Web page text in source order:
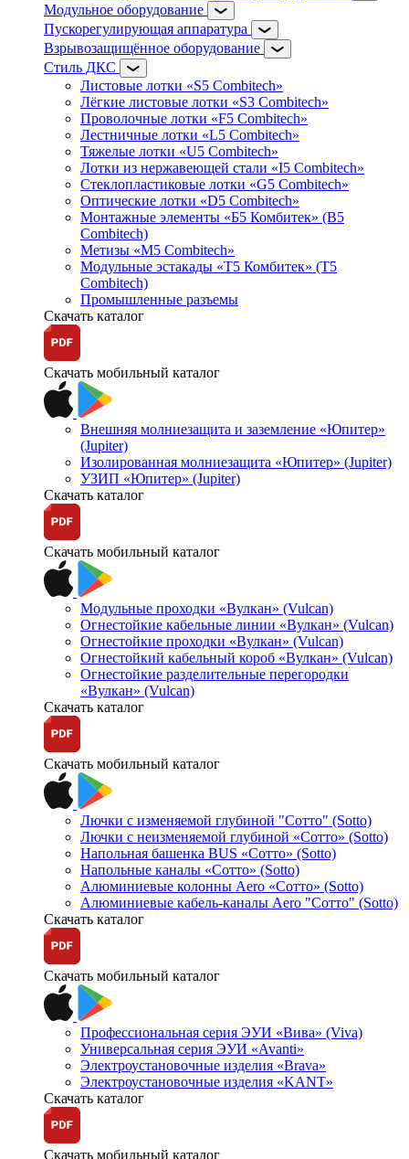
Модульное оборудование
Пускорегулирующая аппаратура
Взрывозащищённое оборудование
Стиль ДКС
Листовые лотки «S5 Combitech»
Лёгкие листовые лотки «S3 Combitech»
Проволочные лотки «F5 Combitech»
Лестничные лотки «L5 Combitech»
Тяжелые лотки «U5 Combitech»
Лотки из нержавеющей стали «I5 Combitech»
Стеклопластиковые лотки «G5 Combitech»
Оптические лотки «D5 Combitech»
Монтажные элементы «Б5 Комбитек» (B5
Combitech)
Метизы «M5 Combitech»
Модульные эстакады «Т5 Комбитек» (T5
Combitech)
Промышленные разъемы
Скачать каталог
Скачать мобильный каталог
Внешняя молниезащита и заземление «Юпитер»
(Jupiter)
Изолированная молниезащита «Юпитер» (Jupiter)
УЗИП «Юпитер» (Jupiter)
Скачать каталог
Скачать мобильный каталог
Модульные проходки «Вулкан» (Vulcan)
Огнестойкие кабельные линии «Вулкан» (Vulcan)
Огнестойкие проходки «Вулкан» (Vulcan)
Огнестойкий кабельный короб «Вулкан» (Vulcan)
Огнестойкие разделительные перегородки
«Вулкан» (Vulcan)
Скачать каталог
Скачать мобильный каталог
Лючки с изменяемой глубиной "Сотто" (Sotto)
Лючки с неизменяемой глубиной «Сотто» (Sotto)
Напольная башенка BUS «Сотто» (Sotto)
Напольные каналы «Сотто» (Sotto)
Алюминиевые колонны Aero «Сотто» (Sotto)
Алюминиевые кабель-каналы Aero "Сотто" (Sotto)
Скачать каталог
Скачать мобильный каталог
Профессиональная серия ЭУИ «Вива» (Viva)
Универсальная серия ЭУИ «Avanti»
Электроустановочные изделия «Brava»
Электроустановочные изделия «KANT»
Скачать каталог
Скачать мобильный каталог